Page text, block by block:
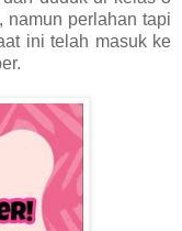
namun perlahan tapi
ini telah masuk ke